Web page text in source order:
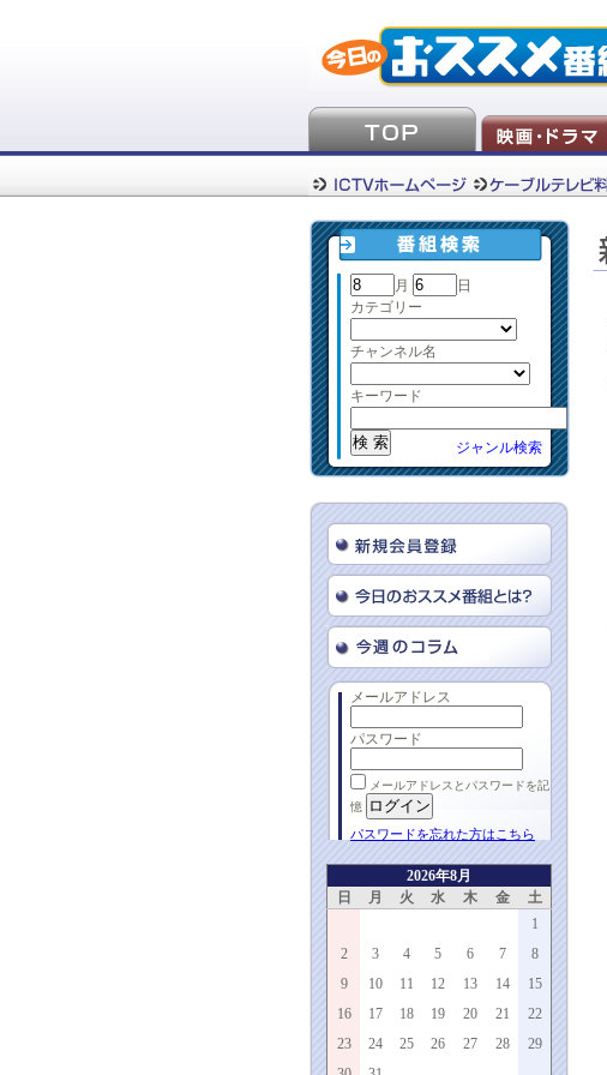
月
日
カテゴリー
チャンネル名
キーワード
ジャンル検索
メールアドレス
パスワード
メールアドレスとパスワードを記
憶
パスワードを忘れた方はこちら
2026年8月
日
月 火 水 木 金
土
1
2
3 4 5 6 7
8
9
10 11 12 13 14
15
16
17 18 19 20 21
22
23
24 25 26 27 28
29